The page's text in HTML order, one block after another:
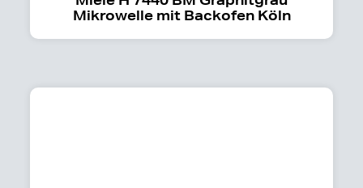
Mikrowelle mit Backofen Köln